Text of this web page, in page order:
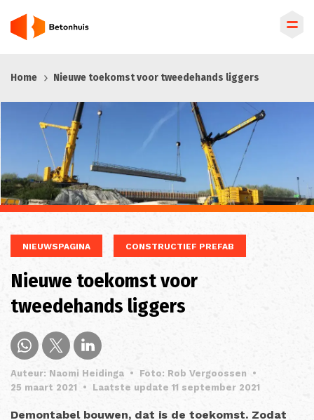
enHome Nieuwe toekomst voor tweedehands liggers
NIEUWSPAGINA CONSTRUCTIEF PREFAB
Nieuwe toekomst voor
tweedehands liggers
Auteur: Naomi Heidinga • Foto: Rob Vergoossen
•
25 maart 2021
• Laatste update 11 september 2021
Demontabel bouwen, dat is de toekomst. Zodat